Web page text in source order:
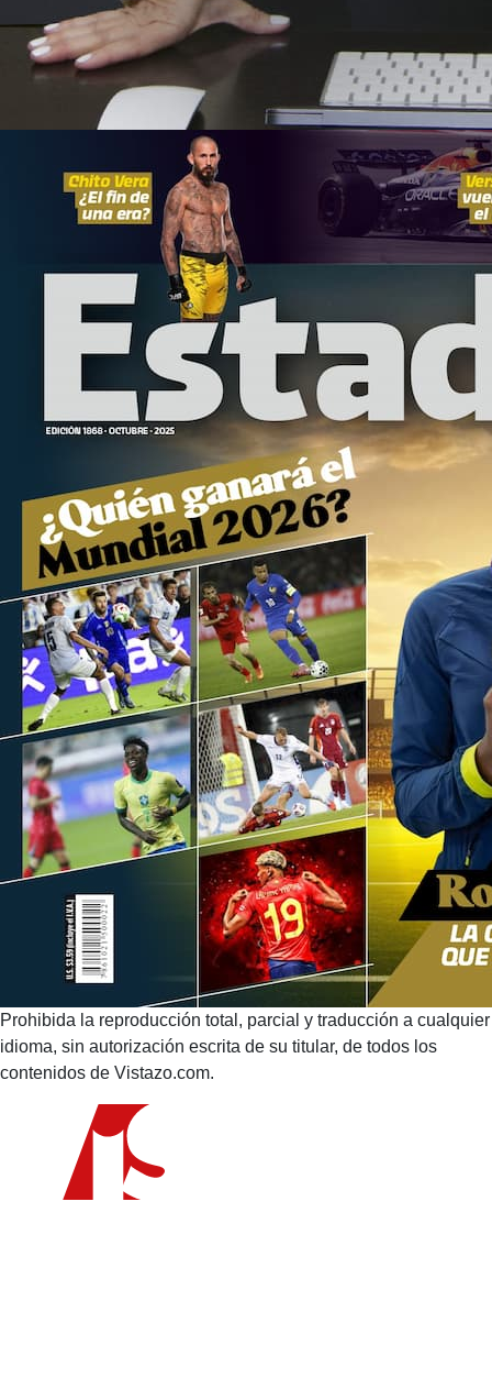
Prohibida la reproducción total, parcial y traducción a cualquier
idioma, sin autorización escrita de su titular, de todos los
contenidos de Vistazo.com.